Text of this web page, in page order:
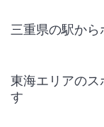
三重県の駅か
東海エリアの
す